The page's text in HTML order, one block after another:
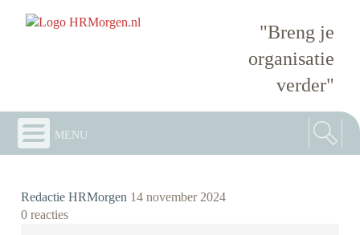
"Breng je
organisatie
verder"
menu
Redactie HRMorgen 14 november 2024
0 reacties